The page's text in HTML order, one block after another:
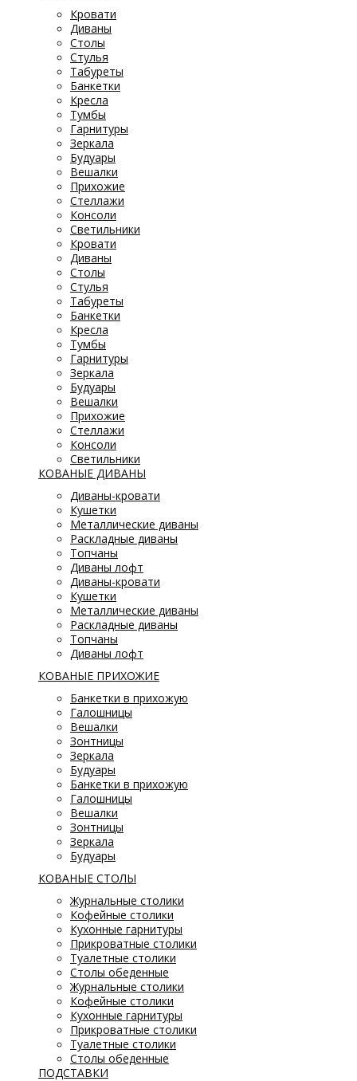
Кровати
Диваны
Столы
Стулья
Табуреты
Банкетки
Кресла
Тумбы
Гарнитуры
Зеркала
Будуары
Вешалки
Прихожие
Стеллажи
Консоли
Светильники
Кровати
Диваны
Столы
Стулья
Табуреты
Банкетки
Кресла
Тумбы
Гарнитуры
Зеркала
Будуары
Вешалки
Прихожие
Стеллажи
Консоли
Светильники
КОВАНЫЕ ДИВАНЫ
Диваны-кровати
Кушетки
Металлические диваны
Раскладные диваны
Топчаны
Диваны лофт
Диваны-кровати
Кушетки
Металлические диваны
Раскладные диваны
Топчаны
Диваны лофт
КОВАНЫЕ ПРИХОЖИЕ
Банкетки в прихожую
Галошницы
Вешалки
Зонтницы
Зеркала
Будуары
Банкетки в прихожую
Галошницы
Вешалки
Зонтницы
Зеркала
Будуары
КОВАНЫЕ СТОЛЫ
Журнальные столики
Кофейные столики
Кухонные гарнитуры
Прикроватные столики
Туалетные столики
Столы обеденные
Журнальные столики
Кофейные столики
Кухонные гарнитуры
Прикроватные столики
Туалетные столики
Столы обеденные
ПОДСТАВКИ